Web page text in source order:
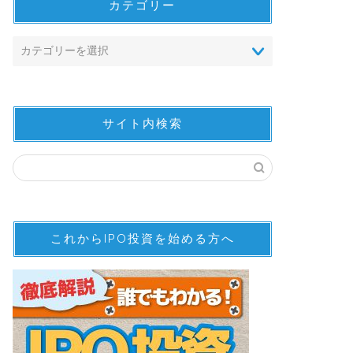
カテゴリー
サイト内検索
これからIPO投資を始める方へ